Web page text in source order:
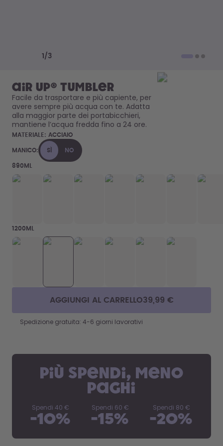
1 / 3
air up® Tumbler
Facile da trasportare e più capiente, per
avere sempre più acqua con te. Adatta
alla maggior parte dei portabicchieri,
mantiene l’acqua fredda fino a 24 ore.
MATERIALE: ACCIAIO
MANICO: SÌ NO
890ML
1200ML
AGGIUNGI AL CARRELLO39,99 €
Spedizione gratuita: 4-6 giorni lavorativi
Più spendi, meno
paghi
Spendi 40 €
-10%
Spendi 60 €
-15%
Spendi 80 €
-20%